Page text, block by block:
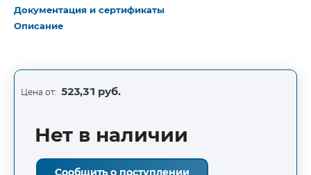
Документация и сертификаты
Описание
Цена от: 523,31 руб.
Нет в наличии
Сообщить о поступлении